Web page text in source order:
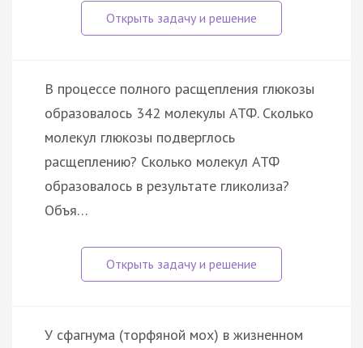
В процессе полного расщепления глюкозы
образовалось 342 молекулы АТФ. Сколько
молекул глюкозы подверглось
расщеплению? Сколько молекул АТФ
образовалось в результате гликолиза?
Объя…
У сфагнума (торфяной мох) в жизненном